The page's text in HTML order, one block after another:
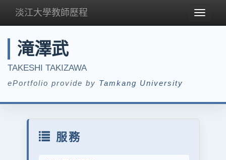
Toggle
淡江大學教師歷程
滝澤武
TAKESHI TAKIZAWA
ePortfolio provide by Tamkang University
服務